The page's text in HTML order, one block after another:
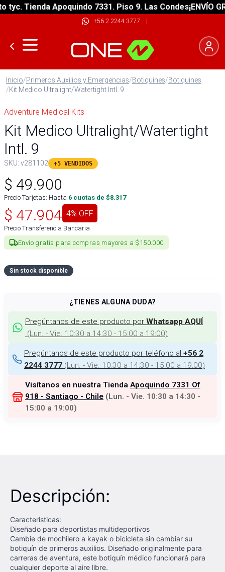
Tienda Apoquindo 7331. Piso 9. Las Condes¡ENVÍO
+56 2 2244 3777 |
Inicio/Primeros Auxilios y Emergencias/Botiquines/Botiquines
/Kit Medico Ultralight/Watertight Intl. 9
Adventure Medical Kits
Kit Medico Ultralight/Watertight
Intl. 9
SKU: v281102 +5 VENDIDOS
$ 49.900
Precio Tarjetas: Hasta 6 cuotas de $8.317
$ 47.904 4% OFF
Precio Transferencia Bancaria
Envío gratis para compras mayores a $150.000
Sin stock disponible
¿TIENES ALGUNA DUDA?
Pregúntanos de este producto por Whatsapp AQUÍ
(Lun. - Vie. 10:30 a 14:30 - 15:00 a 19:00)
Pregúntanos de este producto por teléfono al +56 2
2244 3777 (Lun. - Vie. 10:30 a 14:30 - 15:00 a 19:00)
Visítanos en nuestra Tienda Apoquindo 7331 Of
918 - Santiago - Chile (Lun. - Vie. 10:30 a 14:30 -
15:00 a 19:00)
Descripción:
Caracteristicas:
Diseñado para deportistas multideportivos
Cambie de mochilero a kayak o bicicleta sin cambiar su
botiquín de primeros auxilios. Diseñado originalmente para
carreras de aventura, este botiquín médico funcionará para
cualquier deporte al aire libre.